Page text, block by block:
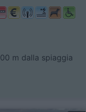
m dalla spiaggia